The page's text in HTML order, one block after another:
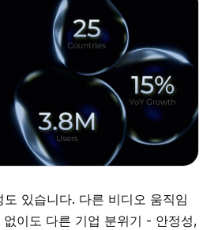
있습니다. 다른 비디오 움직임
이도 다른 기업 분위기 - 안정성,